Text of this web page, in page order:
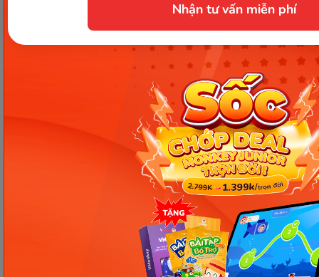
Nhận tư vấn miễn phí
Không uống khi bụng đói, vận động mạnh (Ảnh: Sưu tầm
Bài viết trên đây đã giúp mẹ giải đáp thắc mắc
sau
sinh uống nước dừa được không. Đồng thời,
Monkey còn cung cấp thêm các thông tin khác
như sau sinh bao lâu được uống nước dừa và
những điều cần lưu ý. Nếu thấy bài viết hay và bổ
ích hãy chia sẻ ngay đến mọi người xung quanh mẹ
Chia sẻ ngay